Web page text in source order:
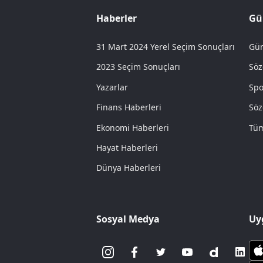
Haberler
31 Mart 2024 Yerel Seçim Sonuçları
2023 Seçim Sonuçları
Yazarlar
Finans Haberleri
Ekonomi Haberleri
Hayat Haberleri
Dünya Haberleri
Sosyal Medya